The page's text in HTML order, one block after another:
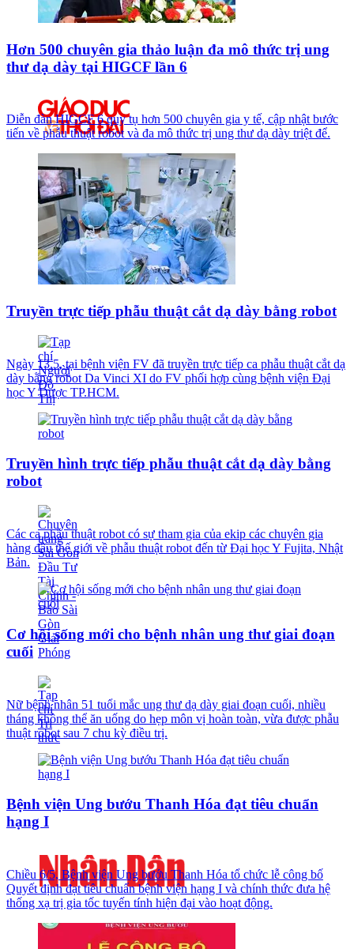
Hơn 500 chuyên gia thảo luận đa mô thức trị ung
thư dạ dày tại HIGCF lần 6
Diễn đàn HIGCF 6 quy tụ hơn 500 chuyên gia y tế, cập nhật bước
tiến về phẫu thuật robot và đa mô thức trị ung thư dạ dày triệt để.
Truyền trực tiếp phẫu thuật cắt dạ dày bằng robot
Ngày 13.5, tại bệnh viện FV đã truyền trực tiếp ca phẫu thuật cắt dạ
dày bằng robot Da Vinci XI do FV phối hợp cùng bệnh viện Đại
học Y Dược TP.HCM.
Truyền hình trực tiếp phẫu thuật cắt dạ dày bằng
robot
Các ca phẫu thuật robot có sự tham gia của ekip các chuyên gia
hàng đầu thế giới về phẫu thuật robot đến từ Đại học Y Fujita, Nhật
Bản.
Cơ hội sống mới cho bệnh nhân ung thư giai đoạn
cuối
Nữ bệnh nhân 51 tuổi mắc ung thư dạ dày giai đoạn cuối, nhiều
tháng không thể ăn uống do hẹp môn vị hoàn toàn, vừa được phẫu
thuật robot sau 7 chu kỳ điều trị.
Bệnh viện Ung bướu Thanh Hóa đạt tiêu chuẩn
hạng I
Chiều 6/5, Bệnh viện Ung bướu Thanh Hóa tổ chức lễ công bố
Quyết định đạt tiêu chuẩn bệnh viện hạng I và chính thức đưa hệ
thống xạ trị gia tốc tuyến tính hiện đại vào hoạt động.